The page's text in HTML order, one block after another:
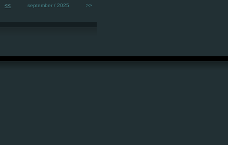
<< september / 2025 >>